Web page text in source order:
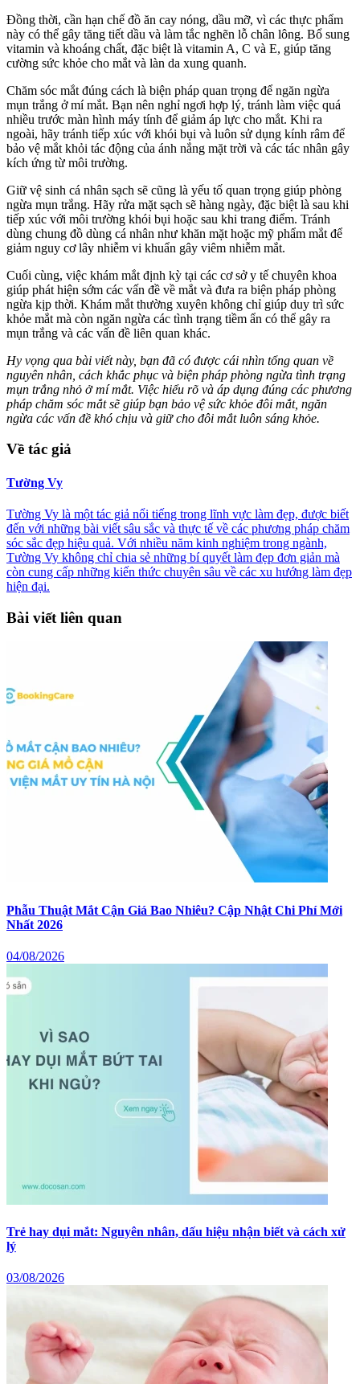
Đồng thời, cần hạn chế đồ ăn cay nóng, dầu mỡ, vì các thực phẩm
này có thể gây tăng tiết dầu và làm tắc nghẽn lỗ chân lông. Bổ sung
vitamin và khoáng chất, đặc biệt là vitamin A, C và E, giúp tăng
cường sức khỏe cho mắt và làn da xung quanh.
Chăm sóc mắt đúng cách là biện pháp quan trọng để ngăn ngừa
mụn trắng ở mí mắt. Bạn nên nghỉ ngơi hợp lý, tránh làm việc quá
nhiều trước màn hình máy tính để giảm áp lực cho mắt. Khi ra
ngoài, hãy tránh tiếp xúc với khói bụi và luôn sử dụng kính râm để
bảo vệ mắt khỏi tác động của ánh nắng mặt trời và các tác nhân gây
kích ứng từ môi trường.
Giữ vệ sinh cá nhân sạch sẽ cũng là yếu tố quan trọng giúp phòng
ngừa mụn trắng. Hãy rửa mặt sạch sẽ hàng ngày, đặc biệt là sau khi
tiếp xúc với môi trường khói bụi hoặc sau khi trang điểm. Tránh
dùng chung đồ dùng cá nhân như khăn mặt hoặc mỹ phẩm mắt để
giảm nguy cơ lây nhiễm vi khuẩn gây viêm nhiễm mắt.
Cuối cùng, việc khám mắt định kỳ tại các cơ sở y tế chuyên khoa
giúp phát hiện sớm các vấn đề về mắt và đưa ra biện pháp phòng
ngừa kịp thời. Khám mắt thường xuyên không chỉ giúp duy trì sức
khỏe mắt mà còn ngăn ngừa các tình trạng tiềm ẩn có thể gây ra
mụn trắng và các vấn đề liên quan khác.
Hy vọng qua bài viết này, bạn đã có được cái nhìn tổng quan về
nguyên nhân, cách khắc phục và biện pháp phòng ngừa tình trạng
mụn trắng nhỏ ở mí mắt. Việc hiểu rõ và áp dụng đúng các phương
pháp chăm sóc mắt sẽ giúp bạn bảo vệ sức khỏe đôi mắt, ngăn
ngừa các vấn đề khó chịu và giữ cho đôi mắt luôn sáng khỏe.
Về tác giả
Tường Vy
Tường Vy là một tác giả nổi tiếng trong lĩnh vực làm đẹp, được biết
đến với những bài viết sâu sắc và thực tế về các phương pháp chăm
sóc sắc đẹp hiệu quả. Với nhiều năm kinh nghiệm trong ngành,
Tường Vy không chỉ chia sẻ những bí quyết làm đẹp đơn giản mà
còn cung cấp những kiến thức chuyên sâu về các xu hướng làm đẹp
hiện đại.
Bài viết liên quan
Phẫu Thuật Mắt Cận Giá Bao Nhiêu? Cập Nhật Chi Phí Mới
Nhất 2026
04/08/2026
Trẻ hay dụi mắt: Nguyên nhân, dấu hiệu nhận biết và cách xử
lý
03/08/2026